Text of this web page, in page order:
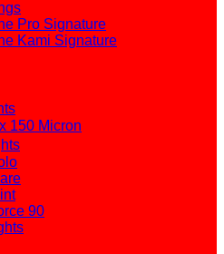
Pro Signature
Kami Signature
150 Micron
90